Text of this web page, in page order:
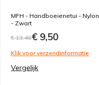
MFH - Handboeienetui - Nylon
- Zwart
€ 13,46€ 9,50
Klik voor verzendinformatie
Vergelijk